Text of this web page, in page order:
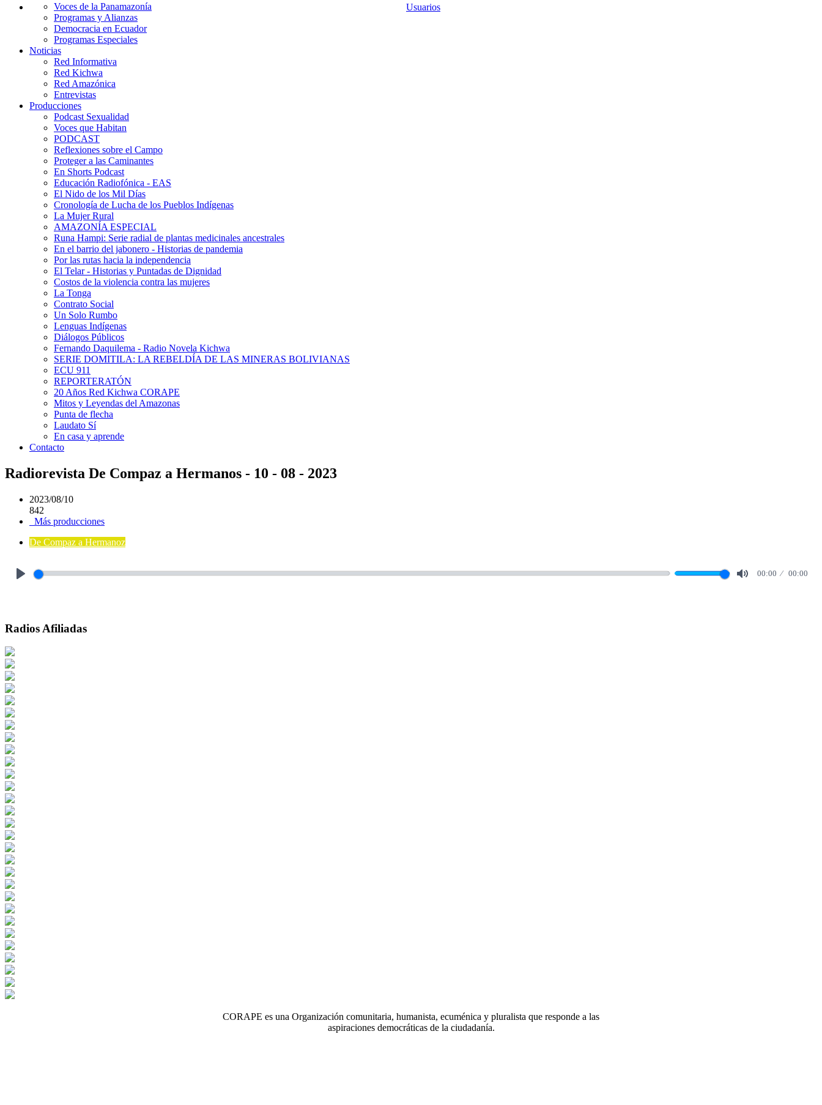
Usuarios
Voces de la Panamazonía
Programas y Alianzas
Democracia en Ecuador
Programas Especiales
Noticias
Red Informativa
Red Kichwa
Red Amazónica
Entrevistas
Producciones
Podcast Sexualidad
Voces que Habitan
PODCAST
Reflexiones sobre el Campo
Proteger a las Caminantes
En Shorts Podcast
Educación Radiofónica - EAS
El Nido de los Mil Días
Cronología de Lucha de los Pueblos Indígenas
La Mujer Rural
AMAZONÍA ESPECIAL
Runa Hampi: Serie radial de plantas medicinales ancestrales
En el barrio del jabonero - Historias de pandemia
Por las rutas hacia la independencia
El Telar - Historias y Puntadas de Dignidad
Costos de la violencia contra las mujeres
La Tonga
Contrato Social
Un Solo Rumbo
Lenguas Indígenas
Diálogos Públicos
Fernando Daquilema - Radio Novela Kichwa
SERIE DOMITILA: LA REBELDÍA DE LAS MINERAS BOLIVIANAS
ECU 911
REPORTERATÓN
20 Años Red Kichwa CORAPE
Mitos y Leyendas del Amazonas
Punta de flecha
Laudato Sí
En casa y aprende
Contacto
Radiorevista De Compaz a Hermanos - 10 - 08 - 2023
2023/08/10
842
Más producciones
De Compaz a Hermanoz
00:00 00:00
Radios Afiliadas
CORAPE es una Organización comunitaria, humanista, ecuménica y pluralista que responde a las
aspiraciones democráticas de la ciudadanía.